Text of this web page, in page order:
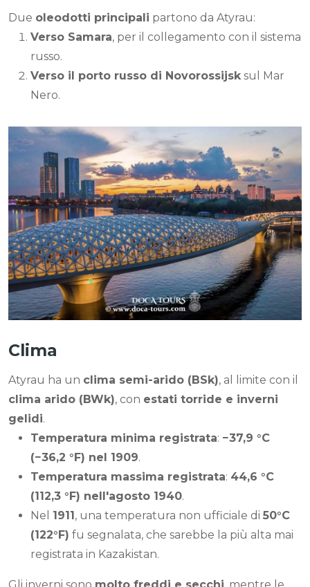
Due oleodotti principali partono da Atyrau:
Verso Samara, per il collegamento con il sistema
russo.
Verso il porto russo di Novorossijsk sul Mar
Nero.
Clima
Atyrau ha un clima semi-arido (BSk), al limite con il
clima arido (BWk), con estati torride e inverni
gelidi.
Temperatura minima registrata: −37,9 °C
(−36,2 °F) nel 1909.
Temperatura massima registrata: 44,6 °C
(112,3 °F) nell'agosto 1940.
Nel 1911 , una temperatura non ufficiale di 50°C
(122°F) fu segnalata, che sarebbe la più alta mai
registrata in Kazakistan.